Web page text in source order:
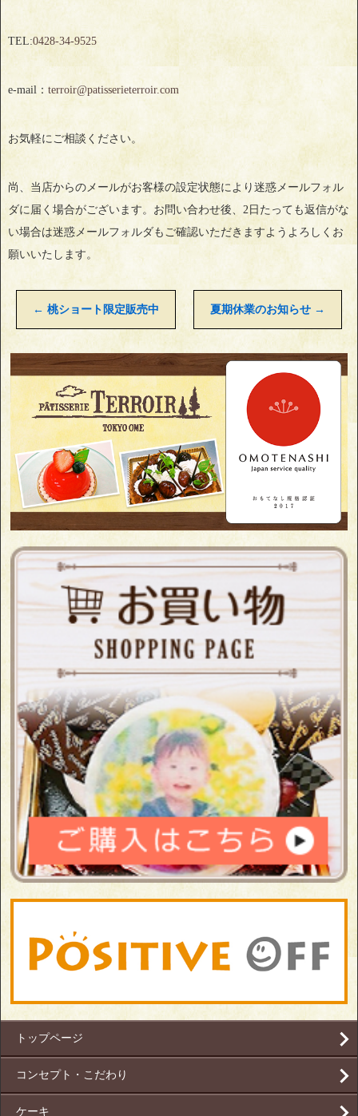
TEL:0428‐34‐9525
e-mail： terroir@patisserieterroir.com
お気軽にご相談ください。
尚、当店からのメールがお客様の設定状態により迷惑メールフォル
ダに届く場合がございます。お問い合わせ後、2日たっても返信がな
い場合は迷惑メールフォルダもご確認いただきますようよろしくお
願いいたします。
← 桃ショート限定販売中 夏期休業のお知らせ →
トップページ
コンセプト・こだわり
ケーキ